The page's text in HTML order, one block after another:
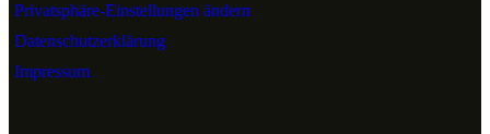
Privatsphäre-Einstellungen ändern
Datenschutzerklärung
Impressum